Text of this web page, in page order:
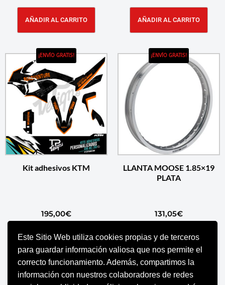
Este Sitio Web utiliza cookies propias y de terceros
para guardar información valiosa que nos permite el
correcto funcionamiento. Además, compartimos la
información con nuestros colaboradores de redes
AÑADIR AL CARRITO AÑADIR AL CARRITO
¡ENVÍO GRATIS!
Kit adhesivos KTM
195,00€
AÑADIR AL CARRITO
¡ENVÍO GRATIS!
LLANTA MOOSE 1.85×19
PLATA
131,05€
AÑADIR AL CARRITO